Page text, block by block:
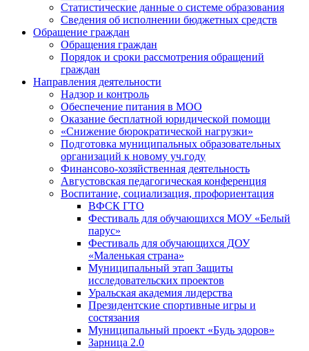
Статистические данные о системе образования
Сведения об исполнении бюджетных средств
Обращение граждан
Обращения граждан
Порядок и сроки рассмотрения обращений
граждан
Направления деятельности
Надзор и контроль
Обеспечение питания в МОО
Оказание бесплатной юридической помощи
«Снижение бюрократической нагрузки»
Подготовка муниципальных образовательных
организаций к новому уч.году
Финансово-хозяйственная деятельность
Августовская педагогическая конференция
Воспитание, социализация, профориентация
ВФСК ГТО
Фестиваль для обучающихся МОУ «Белый
парус»
Фестиваль для обучающихся ДОУ
«Маленькая страна»
Муниципальный этап Защиты
исследовательских проектов
Уральская академия лидерства
Президентские спортивные игры и
состязания
Муниципальный проект «Будь здоров»
Зарница 2.0